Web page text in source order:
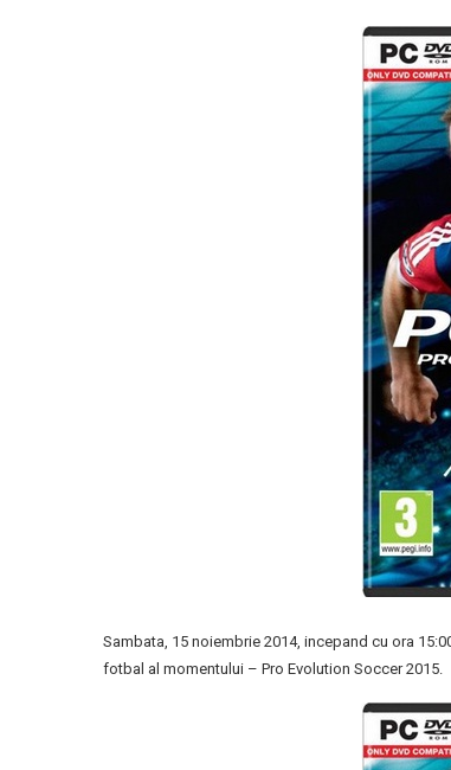
Sambata, 15 noiembrie 2014, incepand cu ora
fotbal al momentului – Pro Evolution Soccer 2015.